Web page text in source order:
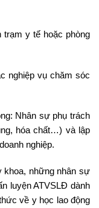
y tế hoặc phòng
nghiệp vụ chăm sóc
Nhân sự phụ trách
hóa chất…) và lập
nghiệp.
khoa, những nhân sự
luyện ATVSLĐ dành
về y học lao động